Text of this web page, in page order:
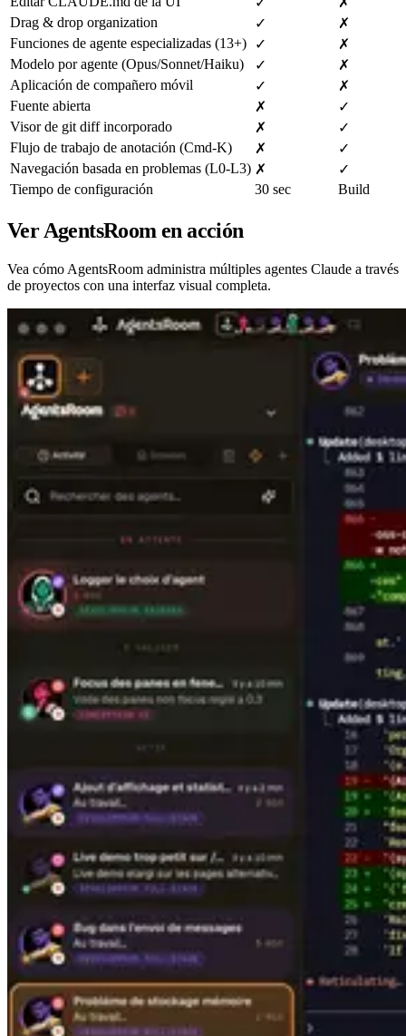
Drag & drop organization
✓
✗
Funciones de agente especializadas (13+)
✓
✗
Modelo por agente (Opus/Sonnet/Haiku)
✓
✗
Aplicación de compañero móvil
✓
✗
Fuente abierta
✗
✓
Visor de git diff incorporado
✗
✓
Flujo de trabajo de anotación (Cmd-K)
✗
✓
Navegación basada en problemas (L0-L3) ✗
✓
Tiempo de configuración
30 sec Build
Ver AgentsRoom en acción
Vea cómo AgentsRoom administra múltiples agentes Claude a través
de proyectos con una interfaz visual completa.